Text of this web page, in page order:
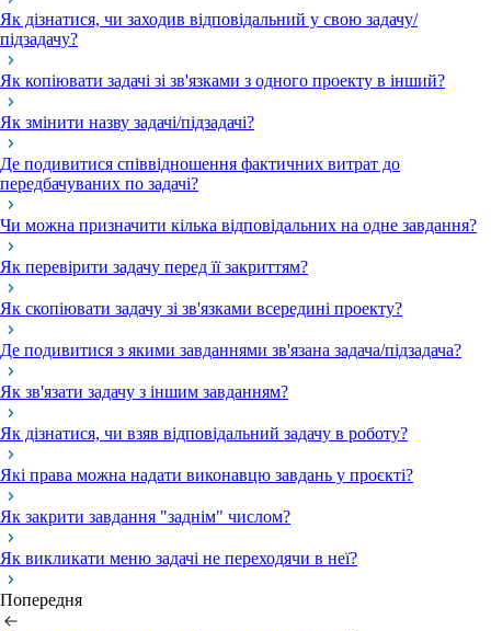
Як дізнатися, чи заходив відповідальний у свою задачу/
підзадачу?
Як копіювати задачі зі зв'язками з одного проекту в інший?
Як змінити назву задачі/підзадачі?
Де подивитися співвідношення фактичних витрат до
передбачуваних по задачі?
Чи можна призначити кілька відповідальних на одне завдання?
Як перевірити задачу перед її закриттям?
Як скопіювати задачу зі зв'язками всередині проекту?
Де подивитися з якими завданнями зв'язана задача/підзадача?
Як зв'язати задачу з іншим завданням?
Як дізнатися, чи взяв відповідальний задачу в роботу?
Які права можна надати виконавцю завдань у проєкті?
Як закрити завдання "заднім" числом?
Як викликати меню задачі не переходячи в неї?
Попередня